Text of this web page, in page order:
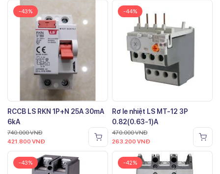
-43%
RCCB LS RKN 1P+N 25A 30mA
6kA
740.000VNĐ
421.800 VNĐ
-44%
Rơ le nhiệt LS MT-12 3P
0.82(0.63-1)A
470.000VNĐ
263.200 VNĐ
-43% -42%